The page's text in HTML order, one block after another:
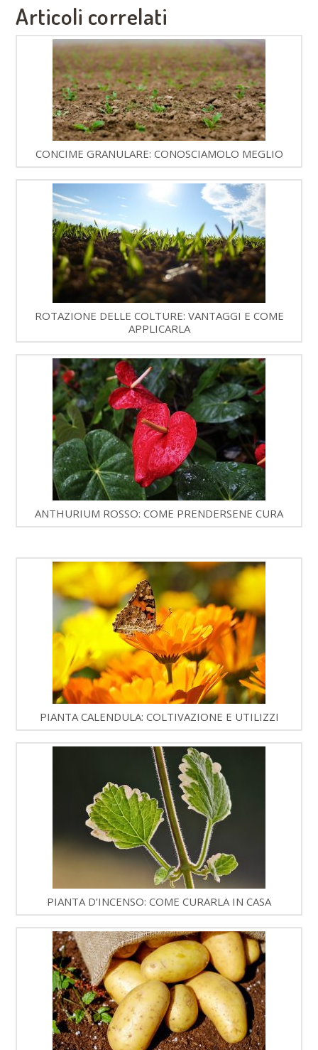
Articoli correlati
CONCIME GRANULARE: CONOSCIAMOLO MEGLIO
ROTAZIONE DELLE COLTURE: VANTAGGI E COME
APPLICARLA
ANTHURIUM ROSSO: COME PRENDERSENE CURA
PIANTA CALENDULA: COLTIVAZIONE E UTILIZZI
PIANTA D’INCENSO: COME CURARLA IN CASA